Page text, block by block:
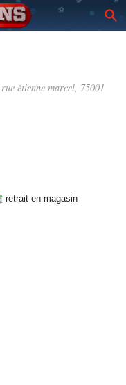
rue étienne marcel, 75001
retrait en magasin